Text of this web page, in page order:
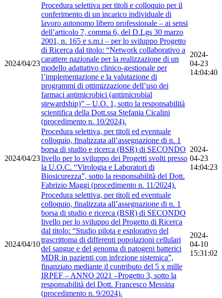
2024/04/23
Procedura selettiva per titoli e colloquio per il
conferimento di un incarico individuale di
lavoro autonomo libero professionale – ai sensi
dell’articolo 7, comma 6, del D.Lgs 30 marzo
2001, n. 165 e s.m.i – per lo sviluppo Progetto
di Ricerca dal titolo: “Network collaborativo a
carattere nazionale per la realizzazione di un
modello adattativo clinico-gestionale per
l’implementazione e la valutazione di
programmi di ottimizzazione dell’uso dei
farmaci antimicrobici (antimicrobial
stewardship)” – U.O. 1, sotto la responsabilità
scientifica della Dott.ssa Stefania Cicalini
(procedimento n. 10/2024).
2024-
04-23
14:04:40
2024/04/23
Procedura selettiva, per titoli ed eventuale
colloquio, finalizzata all’assegnazione di n. 1
borsa di studio e ricerca (BSR) di SECONDO
livello per lo sviluppo dei Progetti svolti presso
la U.O.C. “Virologia e Laboratori di
Biosicurezza”, sotto la responsabilità del Dott.
Fabrizio Maggi (procedimento n. 11/2024).
2024-
04-23
14:04:23
2024/04/10
Procedura selettiva, per titoli ed eventuale
colloquio, finalizzata all’assegnazione di n. 1
borsa di studio e ricerca (BSR) di SECONDO
livello per lo sviluppo del Progetto di Ricerca
dal titolo: “Studio pilota e esplorativo del
trascrittoma di differenti popolazioni cellulari
del sangue e del genoma di patogeni batterici
MDR in pazienti con infezione sistemica”,
finanziato mediante il contributo del 5 x mille
IRPEF – ANNO 2021 –Progetto 3, sotto la
responsabilità del Dott. Francesco Messina
(procedimento n. 9/2024).
2024-
04-10
15:31:02